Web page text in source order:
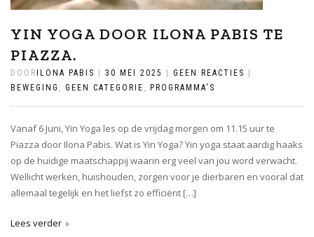
YIN YOGA DOOR ILONA PABIS TE
PIAZZA.
DOOR ILONA PABIS 30 MEI 2025 GEEN REACTIES
BEWEGING , GEEN CATEGORIE , PROGRAMMA'S
Vanaf 6 Juni, Yin Yoga les op de vrijdag morgen om 11.15 uur te
Piazza door Ilona Pabis. Wat is Yin Yoga? Yin yoga staat aardig haaks
op de huidige maatschappij waarin erg veel van jou word verwacht.
Wellicht werken, huishouden, zorgen voor je dierbaren en vooral dat
allemaal tegelijk en het liefst zo efficiënt […]
Lees verder